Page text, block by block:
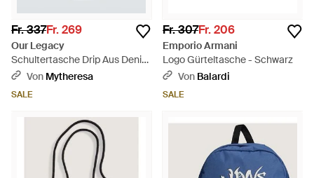
Fr. 337Fr. 269
Our Legacy
Schultertasche Drip Aus Denim
- Schwarz
Von Mytheresa
SALE
Fr. 307Fr. 206
Emporio Armani
Logo Gürteltasche - Schwarz
Von Balardi
SALE